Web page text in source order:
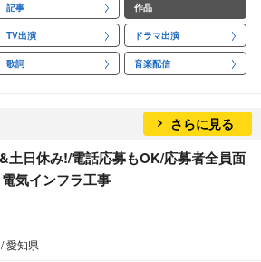
記事 作品
TV出演 ドラマ出演
歌詞 音楽配信
さらに見る
土日休み!/電話応募もOK/応募者全員面
気インフラ工事
愛知県